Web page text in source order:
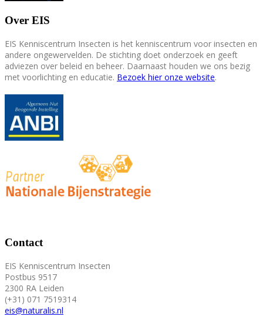
Over EIS
EIS Kenniscentrum Insecten is het kenniscentrum voor insecten en
andere ongewervelden. De stichting doet onderzoek en geeft
adviezen over beleid en beheer. Daarnaast houden we ons bezig
met voorlichting en educatie. Bezoek hier onze website.
Contact
EIS Kenniscentrum Insecten
Postbus 9517
2300 RA Leiden
(+31) 071 7519314
eis@naturalis.nl